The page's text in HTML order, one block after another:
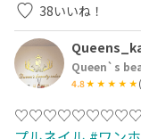
38いいね！
4.8 (
♡♡♡♡♡♡♡♡♡